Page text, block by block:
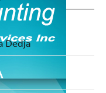
Dedja